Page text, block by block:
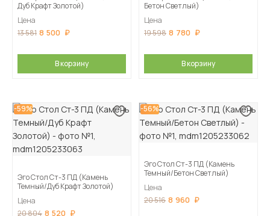
Дуб Крафт Золотой)
Цена
13 581 8 500
В корзину
Бетон Светлый)
Цена
19 598 8 780
В корзину
-59%
Эго Стол Ст-3 ПД (Камень
Темный/Дуб Крафт Золотой)
Цена
20 804 8 520
-56%
Эго Стол Ст-3 ПД (Камень
Темный/Бетон Светлый)
Цена
20 516 8 960